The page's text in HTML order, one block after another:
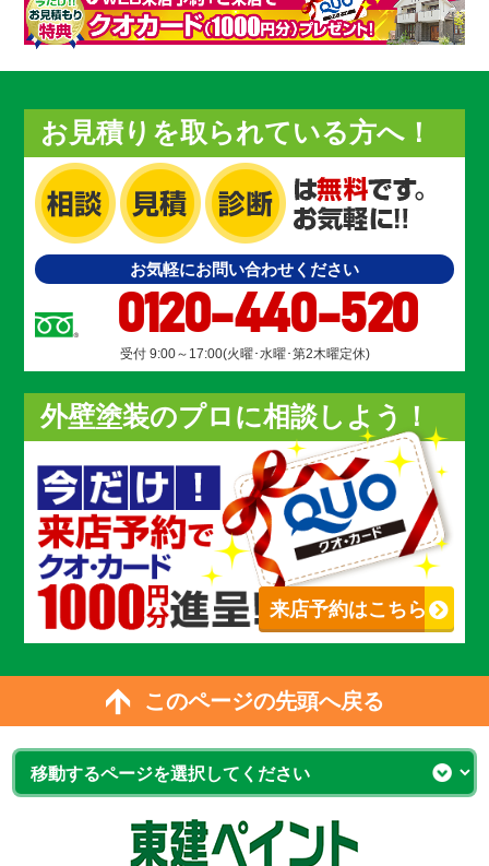
お見積りを取られている方へ！
お気軽にお問い合わせください
0120-440-520
受付 9:00～17:00(火曜･水曜･第2木曜定休)
外壁塗装のプロに相談しよう！
来店予約はこちら
このページの先頭へ戻る